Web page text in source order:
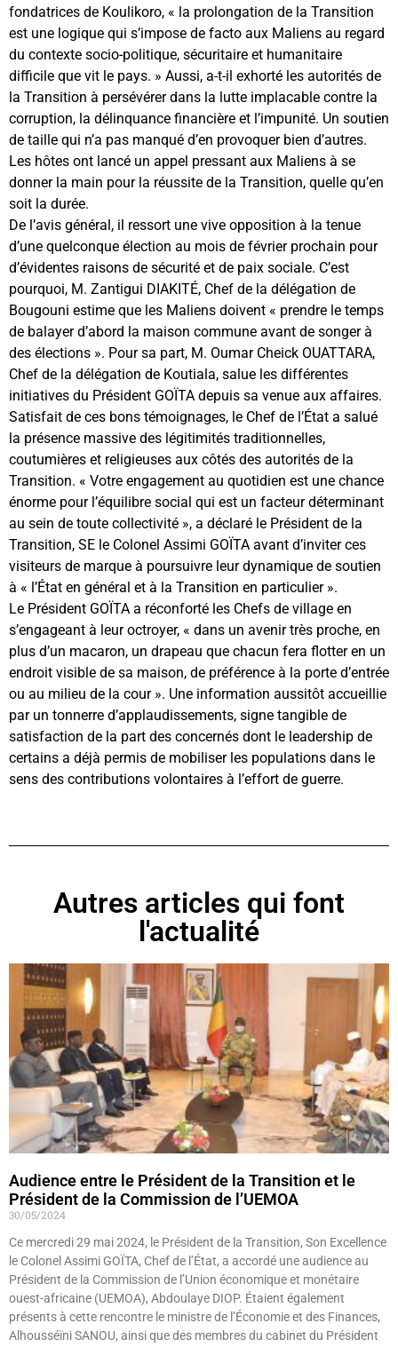
fondatrices de Koulikoro, « la prolongation de la Transition
est une logique qui s’impose de facto aux Maliens au regard
du contexte socio-politique, sécuritaire et humanitaire
difficile que vit le pays. » Aussi, a-t-il exhorté les autorités de
la Transition à persévérer dans la lutte implacable contre la
corruption, la délinquance financière et l’impunité. Un soutien
de taille qui n’a pas manqué d’en provoquer bien d’autres.
Les hôtes ont lancé un appel pressant aux Maliens à se
donner la main pour la réussite de la Transition, quelle qu’en
soit la durée.
De l’avis général, il ressort une vive opposition à la tenue
d’une quelconque élection au mois de février prochain pour
d’évidentes raisons de sécurité et de paix sociale. C’est
pourquoi, M. Zantigui DIAKITÉ, Chef de la délégation de
Bougouni estime que les Maliens doivent « prendre le temps
de balayer d’abord la maison commune avant de songer à
des élections ». Pour sa part, M. Oumar Cheick OUATTARA,
Chef de la délégation de Koutiala, salue les différentes
initiatives du Président GOÏTA depuis sa venue aux affaires.
Satisfait de ces bons témoignages, le Chef de l’État a salué
la présence massive des légitimités traditionnelles,
coutumières et religieuses aux côtés des autorités de la
Transition. « Votre engagement au quotidien est une chance
énorme pour l’équilibre social qui est un facteur déterminant
au sein de toute collectivité », a déclaré le Président de la
Transition, SE le Colonel Assimi GOÏTA avant d’inviter ces
visiteurs de marque à poursuivre leur dynamique de soutien
à « l’État en général et à la Transition en particulier ».
Le Président GOÏTA a réconforté les Chefs de village en
s’engageant à leur octroyer, « dans un avenir très proche, en
plus d’un macaron, un drapeau que chacun fera flotter en un
endroit visible de sa maison, de préférence à la porte d’entrée
ou au milieu de la cour ». Une information aussitôt accueillie
par un tonnerre d’applaudissements, signe tangible de
satisfaction de la part des concernés dont le leadership de
certains a déjà permis de mobiliser les populations dans le
sens des contributions volontaires à l’effort de guerre.
Autres articles qui font
l'actualité
Audience entre le Président de la Transition et le
Président de la Commission de l’UEMOA
30/05/2024
Ce mercredi 29 mai 2024, le Président de la Transition, Son Excellence
le Colonel Assimi GOÏTA, Chef de l’État, a accordé une audience au
Président de la Commission de l’Union économique et monétaire
ouest-africaine (UEMOA), Abdoulaye DIOP. Étaient également
présents à cette rencontre le ministre de l’Économie et des Finances,
Alhousséïni SANOU, ainsi que des membres du cabinet du Président